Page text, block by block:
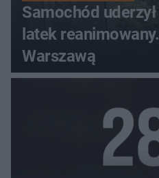
Samochód
latek
Warszawą